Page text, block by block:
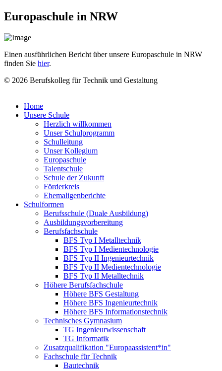
Europaschule in NRW
Einen ausführlichen Bericht über unsere Europaschule in NRW
finden Sie hier.
© 2026 Berufskolleg für Technik und Gestaltung
Home
Unsere Schule
Herzlich willkommen
Unser Schulprogramm
Schulleitung
Unser Kollegium
Europaschule
Talentschule
Schule der Zukunft
Förderkreis
Ehemaligenberichte
Schulformen
Berufsschule (Duale Ausbildung)
Ausbildungsvorbereitung
Berufsfachschule
BFS Typ I Metalltechnik
BFS Typ I Medientechnologie
BFS Typ II Ingenieurtechnik
BFS Typ II Medientechnologie
BFS Typ II Metalltechnik
Höhere Berufsfachschule
Höhere BFS Gestaltung
Höhere BFS Ingenieurtechnik
Höhere BFS Informationstechnik
Technisches Gymnasium
TG Ingenieurwissenschaft
TG Informatik
Zusatzqualifikation "Europaassistent*in"
Fachschule für Technik
Bautechnik